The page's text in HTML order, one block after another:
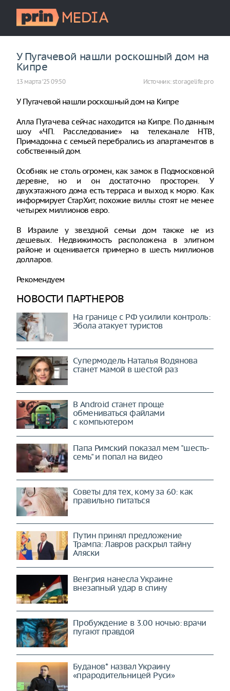
У Пугачевой нашли роскошный дом на
Кипре
13 марта ‘25 09:50 Источник: storagelife.pro
У Пугачевой нашли роскошный дом на Кипре
Алла Пугачева сейчас находится на Кипре. По данным
шоу «ЧП. Расследование» на телеканале НТВ,
Примадонна с семьей перебрались из апартаментов в
собственный дом.
Особняк не столь огромен, как замок в Подмосковной
деревне, но и он достаточно просторен. У
двухэтажного дома есть терраса и выход к морю. Как
информирует СтарХит, похожие виллы стоят не менее
четырех миллионов евро.
В Израиле у звездной семьи дом также не из
дешевых. Недвижимость расположена в элитном
районе и оценивается примерно в шесть миллионов
долларов.
Рекомендуем
НОВОСТИ ПАРТНЕРОВ
На границе с РФ усилили контроль:
Эбола атакует туристов
Супермодель Наталья Водянова
станет мамой в шестой раз
В Android станет проще
обмениваться файлами
с компьютером
Папа Римский показал мем "шесть-
семь" и попал на видео
Советы для тех, кому за 60: как
правильно питаться
Путин принял предложение
Трампа: Лавров раскрыл тайну
Аляски
Венгрия нанесла Украине
внезапный удар в спину
Пробуждение в 3.00 ночью: врачи
пугают правдой
Буданов* назвал Украину
«прародительницей Руси»